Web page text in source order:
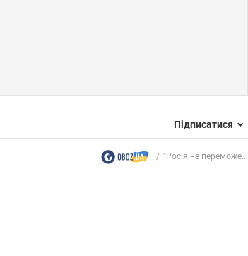
Підписатися
"Росія не переможе...